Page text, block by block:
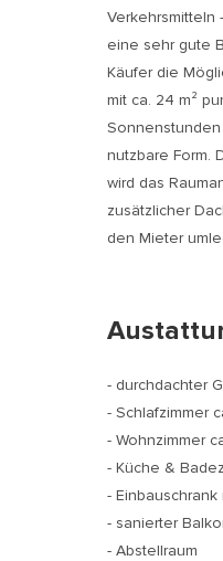
Verkehrsmitteln
eine sehr gute
Käufer die
mit ca. 24 m²
Sonnenstunden
nutzbare Form.
wird das
zusätzlicher
den Mieter
- durchdachter
- Schlafzimmer
- Wohnzimmer
- Küche &
- Einbauschrank
- sanierter
- Abstellraum